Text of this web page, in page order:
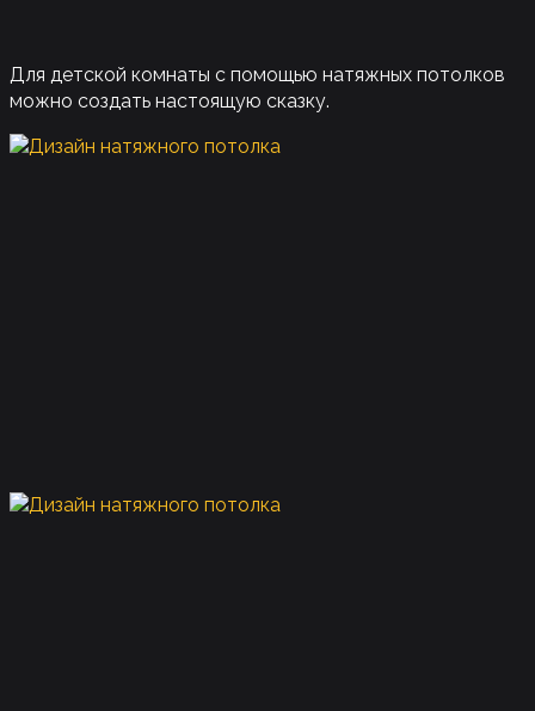
Для детской комнаты с помощью натяжных потолков
можно создать настоящую сказку.